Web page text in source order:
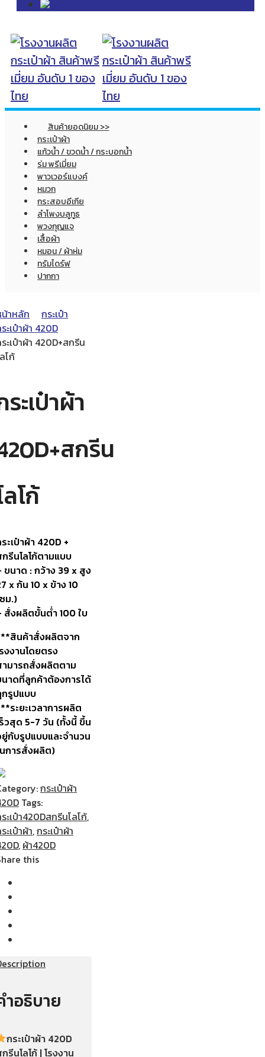
สินค้ายอดนิยม >>
กระเป๋าผ้า
แก้วน้ำ / ขวดน้ำ / กระบอกน้ำ
ร่ม พรีเมี่ยม
พาวเวอร์แบงค์
หมวก
กระสอบอีเกีย
ลำโพงบลูทูธ
พวงกุญแจ
เสื้อผ้า
หมอน / ผ้าห่ม
ทรัมไดร์ฟ
ปากกา
าหลัก
กระเป๋า
ะเป๋าผ้า 420D
ะเป๋าผ้า 420D+สกรีน
โก้
ระเป๋าผ้า
สกรีน
ลโก้
ะเป๋าผ้า 420D +
รีนโลโก้ตามแบบ
ขนาด : กว้าง 39 x สูง
x ก้น 10 x ข้าง 10
ม.)
สั่งผลิตขั้นต่ำ 100 ใบ
สินค้าสั่งผลิตจาก
งงานโดยตรง
มารถสั่งผลิตตาม
าดที่ลูกค้าต้องการได้
รูปแบบ
ระยะเวลาการผลิต
วสุด 5-7 วัน (ทั้งนี้ ขึ้น
กับรูปแบบและจำนวน
การสั่งผลิต)
กระเป๋าผ้า
Tags:
ะเป๋า420Dสกรีนโลโก้,
ะเป๋าผ้า,กระเป๋าผ้า
, ผ้า420D
this
ำอธิบาย
กระเป๋าผ้า 420D
รีนโลโก้ | โรงงาน